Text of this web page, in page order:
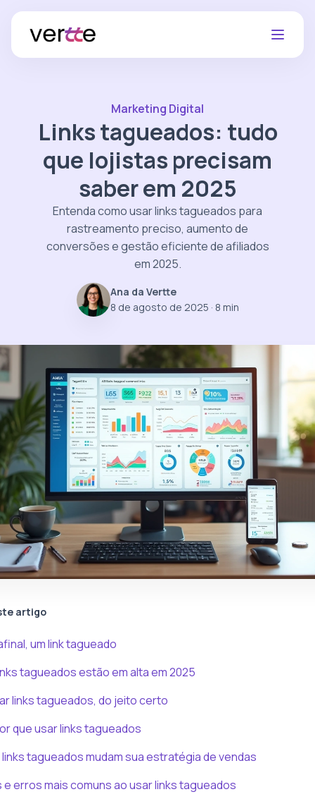
Marketing Digital
Links tagueados: tudo
que lojistas precisam
saber em 2025
Entenda como usar links tagueados para
rastreamento preciso, aumento de
conversões e gestão eficiente de afiliados
em 2025.
Ana da Vertte
8 de agosto de 2025 · 8 min
artigo
um link tagueado
tagueados estão em alta em 2025
links tagueados, do jeito certo
que usar links tagueados
tagueados mudam sua estratégia de vendas
e erros mais comuns ao usar links tagueados